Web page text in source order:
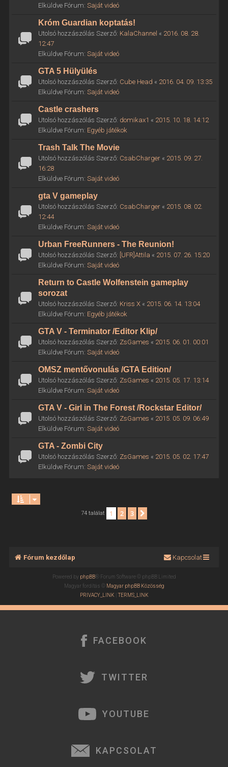
Elküldve Fórum: Saját videó
Króm Guardian koptatás!
Utolsó hozzászólás Szerző: KalaChannel « 2016. 08. 28.
12:47
Elküldve Fórum: Saját videó
GTA 5 Hülyülés
Utolsó hozzászólás Szerző: Cube Head « 2016. 04. 09. 13:35
Elküldve Fórum: Saját videó
Castle crashers
Utolsó hozzászólás Szerző: domikax1 « 2015. 10. 18. 14:12
Elküldve Fórum: Egyéb játékok
Trash Talk The Movie
Utolsó hozzászólás Szerző: CsabCharger« 2015. 09. 27.
16:28
Elküldve Fórum: Saját videó
gta V gameplay
Utolsó hozzászólás Szerző: CsabCharger« 2015. 08. 02.
12:44
Elküldve Fórum: Saját videó
Urban FreeRunners - The Reunion!
Utolsó hozzászólás Szerző: [UFR]Attila « 2015. 07. 26. 15:20
Elküldve Fórum: Saját videó
Return to Castle Wolfenstein gameplay
sorozat
Utolsó hozzászólás Szerző: Kriss X« 2015. 06. 14. 13:04
Elküldve Fórum: Egyéb játékok
GTA V - Terminator /Editor Klip/
Utolsó hozzászólás Szerző: ZsGames « 2015. 06. 01. 00:01
Elküldve Fórum: Saját videó
OMSZ mentővonulás /GTA Edition/
Utolsó hozzászólás Szerző: ZsGames « 2015. 05. 17. 13:14
Elküldve Fórum: Saját videó
GTA V - Girl in The Forest /Rockstar Editor/
Utolsó hozzászólás Szerző: ZsGames « 2015. 05. 09. 06:49
Elküldve Fórum: Saját videó
GTA - Zombi City
Utolsó hozzászólás Szerző: ZsGames « 2015. 05. 02. 17:47
Elküldve Fórum: Saját videó
74 találat 1 2 3
Fórum kezdőlap Kapcsolat
Powered by phpBB® Forum Software © phpBB Limited
Magyar fordítás ©
Magyar phpBB Közösség
PRIVACY_LINK| TERMS_LINK
FACEBOOK
TWITTER
YOUTUBE
KAPCSOLAT